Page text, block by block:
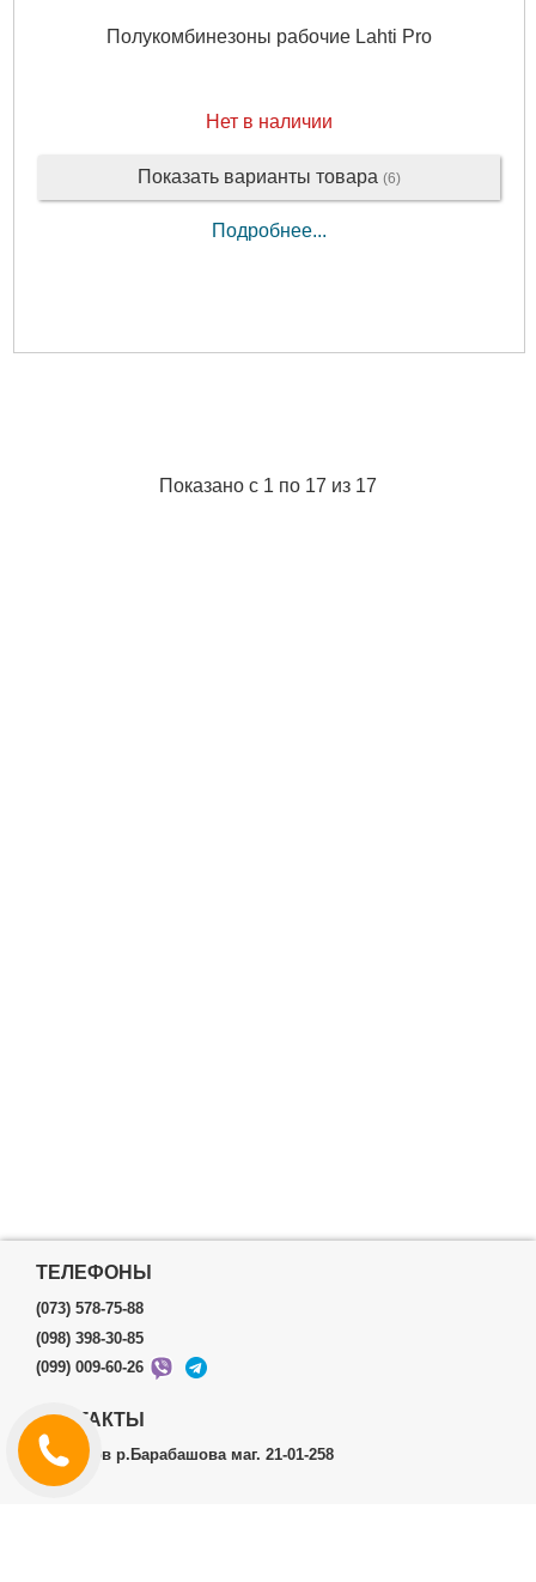
Полукомбинезоны рабочие Lahti Pro
Нет в наличии
Показать варианты товара (6)
Подробнее...
Показано с 1 по 17 из 17
ТЕЛЕФОНЫ
(073) 578-75-88
(098) 398-30-85
(099) 009-60-26
КОНТАКТЫ
г.Харьков р.Барабашова маг. 21-01-258